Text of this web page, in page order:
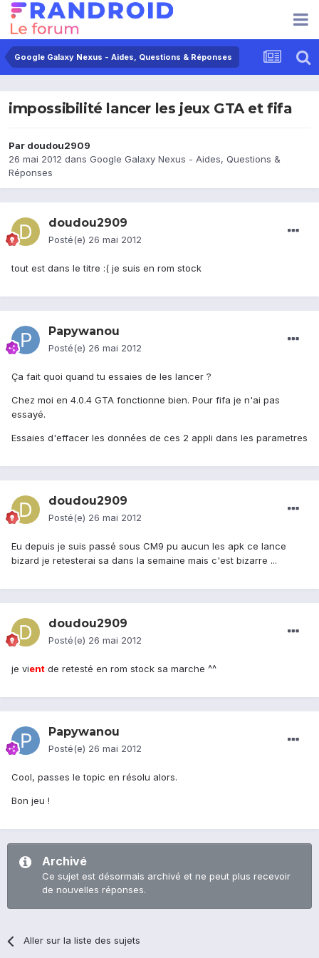
Google Galaxy Nexus - Aides, Questions & Réponses
impossibilité lancer les jeux GTA et fifa
Par doudou2909
26 mai 2012 dans Google Galaxy Nexus - Aides, Questions &
Réponses
doudou2909
Posté(e) 26 mai 2012
tout est dans le titre :( je suis en rom stock
Papywanou
Posté(e) 26 mai 2012
Ça fait quoi quand tu essaies de les lancer ?
Chez moi en 4.0.4 GTA fonctionne bien. Pour fifa je n'ai pas
essayé.
Essaies d'effacer les données de ces 2 appli dans les parametres
doudou2909
Posté(e) 26 mai 2012
Eu depuis je suis passé sous CM9 pu aucun les apk ce lance
bizard je retesterai sa dans la semaine mais c'est bizarre ...
doudou2909
Posté(e) 26 mai 2012
je vient de retesté en rom stock sa marche ^^
Papywanou
Posté(e) 26 mai 2012
Cool, passes le topic en résolu alors.
Bon jeu !
Archivé
Ce sujet est désormais archivé et ne peut plus recevoir
de nouvelles réponses.
Aller sur la liste des sujets